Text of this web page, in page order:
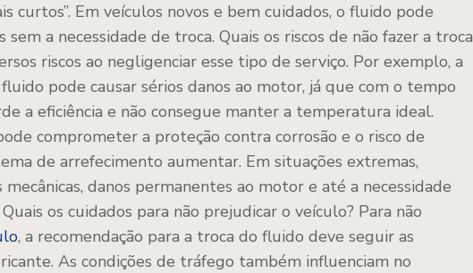
curtos”. Em veículos novos e bem cuidados, o fluido pode
sem a necessidade de troca. Quais os riscos de não fazer a troca
riscos ao negligenciar esse tipo de serviço. Por exemplo, a
pode causar sérios danos ao motor, já que com o tempo
a eficiência e não consegue manter a temperatura ideal.
comprometer a proteção contra corrosão e o risco de
de arrefecimento aumentar. Em situações extremas,
danos permanentes ao motor e até a necessidade
Quais os cuidados para não prejudicar o veículo? Para não
, a recomendação para a troca do fluido deve seguir as
As condições de tráfego também influenciam no